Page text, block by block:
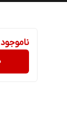
ناموجود